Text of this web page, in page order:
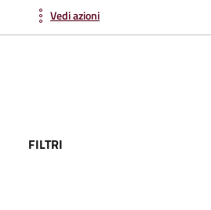
Vedi azioni
FILTRI